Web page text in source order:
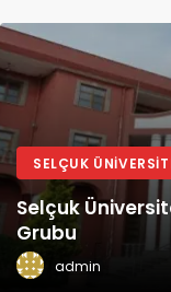
SELÇUK
Selçuk
Grubu
admin